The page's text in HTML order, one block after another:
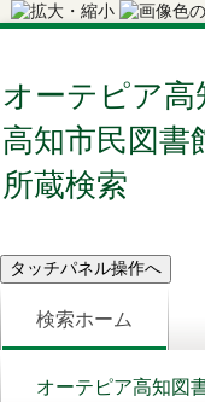
オーテピア高
高知市民図書
所蔵検索
検索ホーム
オーテピア高知図